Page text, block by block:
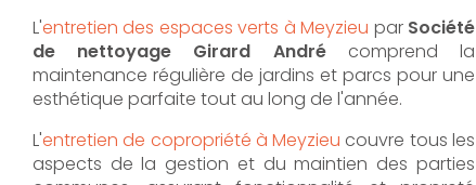
L'entretien des espaces verts à Meyzieu par Société
de nettoyage Girard Andrécomprend la
maintenance régulière de jardins et parcs pour une
esthétique parfaite tout au long de l'année.
L'entretien de copropriété à Meyzieu couvre tous les
aspects de la gestion et du maintien des parties